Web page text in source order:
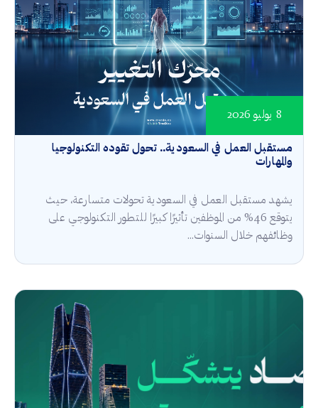
مستقبل العمل في السعودية.. تحول تقوده التكنولوجيا
والمهارات
8 يوليو 2026
يشهد مستقبل العمل في السعودية تحولات متسارعة، حيث
يتوقع 46% من الموظفين تأثيرًا كبيرًا للتطور التكنولوجي على
وظائفهم خلال السنوات...